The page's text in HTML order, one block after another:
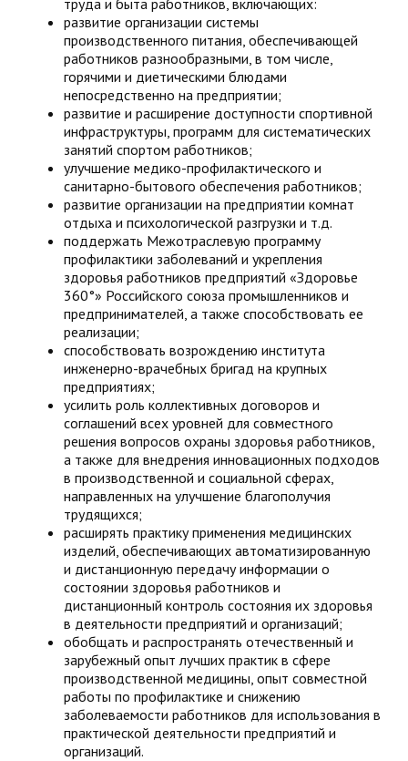
труда и быта работников, включающих:
развитие организации системы
производственного питания, обеспечивающей
работников разнообразными, в том числе,
горячими и диетическими блюдами
непосредственно на предприятии;
развитие и расширение доступности спортивной
инфраструктуры, программ для систематических
занятий спортом работников;
улучшение медико-профилактического и
санитарно-бытового обеспечения работников;
развитие организации на предприятии комнат
отдыха и психологической разгрузки и т.д.
поддержать Межотраслевую программу
профилактики заболеваний и укрепления
здоровья работников предприятий «Здоровье
360°» Российского союза промышленников и
предпринимателей, а также способствовать ее
реализации;
способствовать возрождению института
инженерно-врачебных бригад на крупных
предприятиях;
усилить роль коллективных договоров и
соглашений всех уровней для совместного
решения вопросов охраны здоровья работников,
а также для внедрения инновационных подходов
в производственной и социальной сферах,
направленных на улучшение благополучия
трудящихся;
расширять практику применения медицинских
изделий, обеспечивающих автоматизированную
и дистанционную передачу информации о
состоянии здоровья работников и
дистанционный контроль состояния их здоровья
в деятельности предприятий и организаций;
обобщать и распространять отечественный и
зарубежный опыт лучших практик в сфере
производственной медицины, опыт совместной
работы по профилактике и снижению
заболеваемости работников для использования в
практической деятельности предприятий и
организаций.